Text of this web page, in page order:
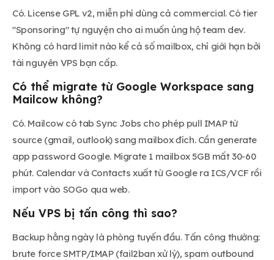
Có. License GPL v2, miễn phí dùng cả commercial. Có tier
"Sponsoring" tự nguyện cho ai muốn ủng hộ team dev.
Không có hard limit nào kể cả số mailbox, chỉ giới hạn bởi
tài nguyên VPS bạn cấp.
Có thể migrate từ Google Workspace sang
Mailcow không?
Có. Mailcow có tab Sync Jobs cho phép pull IMAP từ
source (gmail, outlook) sang mailbox đích. Cần generate
app password Google. Migrate 1 mailbox 5GB mất 30-60
phút. Calendar và Contacts xuất từ Google ra ICS/VCF rồi
import vào SOGo qua web.
Nếu VPS bị tấn công thì sao?
Backup hằng ngày là phòng tuyến đầu. Tấn công thường:
brute force SMTP/IMAP (fail2ban xử lý), spam outbound